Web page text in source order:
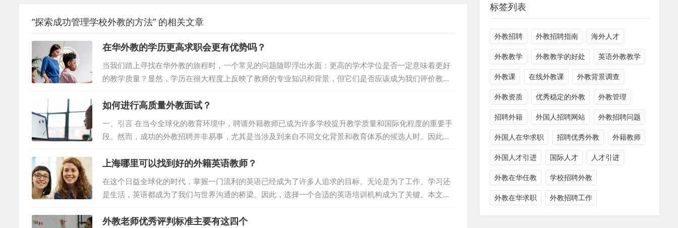
“探索成功管理学校外教的方法” 的相关文章
在华外教的学历更高求职会更有优势吗？
当我们踏上寻找在华外教的旅程时，一个常见的问题随即浮出水面：更高的学术学位是否一定意味着更好
的教学质量？显然，学历在很大程度上反映了教师的专业知识和背景，但它们是否应该成为我们评价教师
的唯一标准？在这篇文章中，我们将深入探讨在华外教求职时，如果学历更高被录取的几率会不会更大？
首先，让我们明确一点：学历无疑是衡量教师专业能力的一个重要指标。它为我们提供了一个初步了解教
师知识和专业背景的平台。然而，我们不能仅仅依赖学历来评判一个教师的教学能力。因为学历仅仅是一
个起点，而不是终点。教师的实际教学经验和技能同样重要...
如何进行高质量外教面试？
一、引言 在当今全球化的教育环境中，聘请外籍教师已成为许多学校提升教学质量和国际化程度的重要手
段。然而，成功的外教招聘并非易事，尤其是当涉及到来自不同文化背景和教育体系的候选人时。因此，
通过外教招聘市场选拔出最合适的人选，成为了每个学校必须面对的挑战。本文将详细探讨如何进行高质
量外教面试，以确保招聘到最合适的人选。 二、外教面试前的准备 学校简介与文化传播：在面试开始
前，学校应准备好详细的学校简介，包括学校的办学理念、课程设置、师生比例、校园设施等。此外，还
应向候选人介绍学校的文化和价值观，以便他...
上海哪里可以找到好的外籍英语教师？
在这个日益全球化的时代，掌握一门流利的英语已经成为了许多人追求的目标。无论是为了工作、学习还
是生活，英语都成为了我们与世界沟通的桥梁。因此，选择一个合适的英语培训机构成为了关键。本文将
为您介绍几家备受好评的线上英语培训机构，帮助您找到合适的外籍英语教师。 一、阿卡索外教网 阿卡
索外教网是一家备受好评的线上英语培训机构，以超高的性价比和优质的教学服务而著名。该机构提供一
外教老师优秀评判标准主要有这四个
标签列表
外教招聘 外教招聘指南 海外人才
外教教学 外教教学的好处 英语外教教学
外教课 在线外教课 外教背景调查
外教资质 优秀稳定的外教 外教管理
招聘外籍 外国人招聘网站 外教招聘问题
外国人在华求职 招聘优秀外教 外籍教师
外国人才引进 国际人才 人才引进
外教在华任教 学校招聘外教
外教在华求职 外教招聘工作